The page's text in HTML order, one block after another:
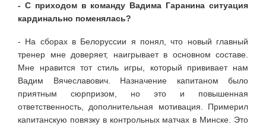
- С приходом в команду Вадима Гаранина ситуация
кардинально поменялась?
- На сборах в Белоруссии я понял, что новый главный
тренер мне доверяет, наигрывает в основном составе.
Мне нравится тот стиль игры, который прививает нам
Вадим Вячеславович. Назначение капитаном было
приятным сюрпризом, но это и повышенная
ответственность, дополнительная мотивация. Примерил
капитанскую повязку в контрольных матчах в Минске. Это